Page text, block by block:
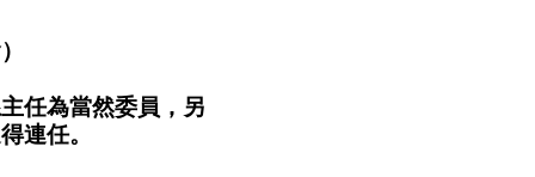
任為當然委員，另
連任。